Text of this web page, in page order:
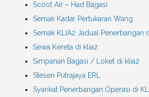
Scoot Air – Had Bagasi
Semak Kadar Pertukaran Wang
Semak KLIA2 Jadual Penerbangan
Sewa Kereta di klia2
Simpanan Bagasi / Loket di klia2
Stesen Putrajaya ERL
Syarikat Penerbangan Operasi di